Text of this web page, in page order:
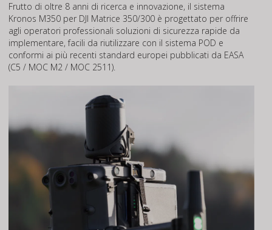
Frutto di oltre 8 anni di ricerca e innovazione, il sistema
Kronos M350 per DJI Matrice 350/300 è progettato per offrire
agli operatori professionali soluzioni di sicurezza rapide da
implementare, facili da riutilizzare con il sistema POD e
conformi ai più recenti standard europei pubblicati da EASA
(C5 / MOC M2 / MOC 2511).